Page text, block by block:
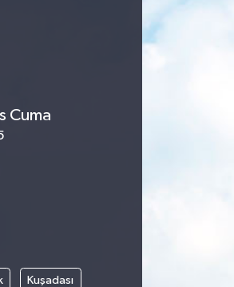
Cuma
Kuşadası